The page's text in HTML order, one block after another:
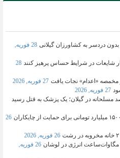
28 فوریه,
شایعات در شرایط حساس پرهیز کنند 28
مخمصه «اعدام» نجات یافت 27 فوریه, 2026
27 فوریه, 2026
مسلحانه در گیلان؛ یک پزشک به قتل رسید
26
26 فوریه, 2026
26 فوریه,